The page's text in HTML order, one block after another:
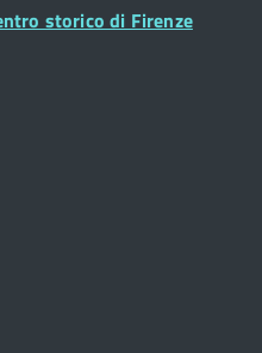
storico di Firenze